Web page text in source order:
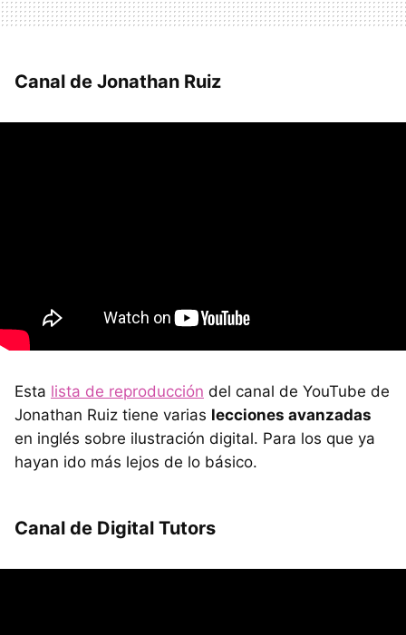
Canal de Jonathan Ruiz
Esta lista de reproducción del canal de YouTube de
Jonathan Ruiz tiene varias lecciones avanzadas
en inglés sobre ilustración digital. Para los que ya
hayan ido más lejos de lo básico.
Canal de Digital Tutors